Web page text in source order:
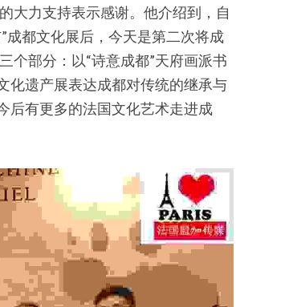
大力支持表示感谢。他介绍到，自
成都文化展后，今天是第二次将成
个部分：以“诗意成都”天府画派书
化遗产展表达成都对传统的继承与
后有更多的法国文化艺术走进成